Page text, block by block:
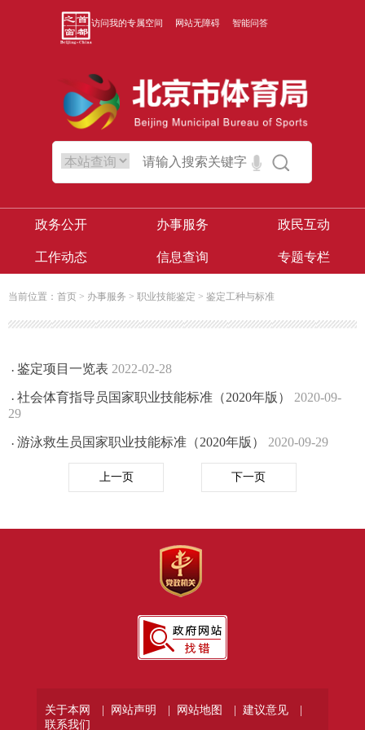
访问我的专属空间 网站无障碍 智能问答
政务公开 办事服务 政民互动
工作动态 信息查询 专题专栏
当前位置： 首页 > 办事服务 > 职业技能鉴定 > 鉴定工种与标准
· 鉴定项目一览表 2022-02-28
· 社会体育指导员国家职业技能标准（2020年版）
2020-09-
29
· 游泳救生员国家职业技能标准（2020年版） 2020-09-29
上一页 下一页
关于本网 | 网站声明 | 网站地图 |
建议意见 |
联系我们